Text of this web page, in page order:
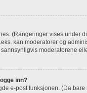
(Rangeringer vises under
kan moderatorer og
moderatorene
inn?
e-post funksjonen. (Da